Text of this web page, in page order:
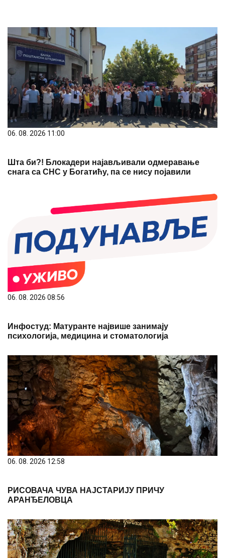
06. 08. 2026 11:00
Шта би?! Блокадери најављивали одмеравање
снага са СНС у Богатићу, па се нису појавили
06. 08. 2026 08:56
Инфостуд: Матуранте највише занимају
психологија, медицина и стоматологија
06. 08. 2026 12:58
РИСОВАЧА ЧУВА НАЈСТАРИЈУ ПРИЧУ
АРАНЂЕЛОВЦА